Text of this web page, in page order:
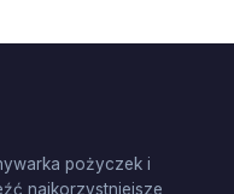
pożyczek i
najkorzystniejsze